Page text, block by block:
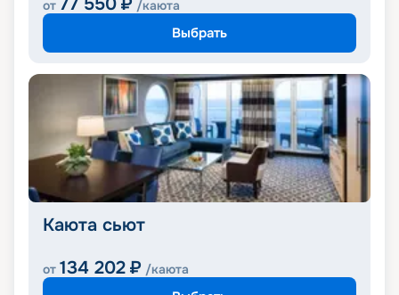
от /каюта
Выбрать
Каюта сьют
от 134 202 ₽ /каюта